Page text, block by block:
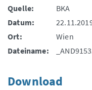
Quelle:
BKA
Datum:
Ort:
Wien
Dateiname:
Download